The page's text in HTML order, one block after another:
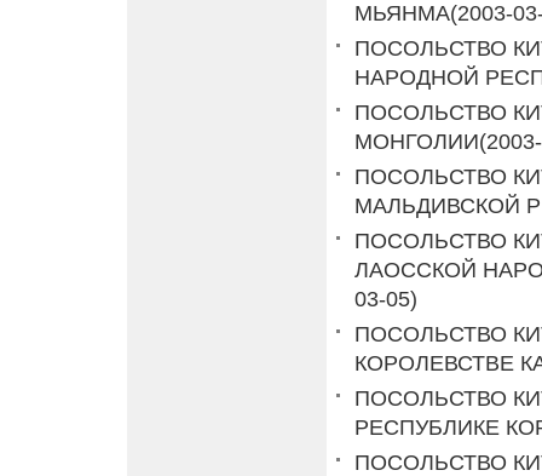
МЬЯНМА(2003-
ПОСОЛЬСТВО
НАРОДНОЙ
ПОСОЛЬСТВО
МОНГОЛИИ
ПОСОЛЬСТВО
МАЛЬДИВСКОЙ
ПОСОЛЬСТВО
ЛАОССКОЙ
03-05)
ПОСОЛЬСТВО
КОРОЛЕВСТВЕ
ПОСОЛЬСТВО
РЕСПУБЛИКЕ
ПОСОЛЬСТВО